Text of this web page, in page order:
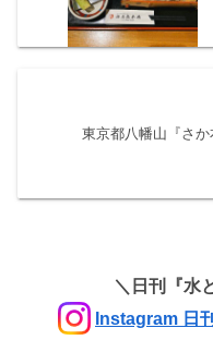
東京都八幡山『さか
＼日刊『水
Instagram 日